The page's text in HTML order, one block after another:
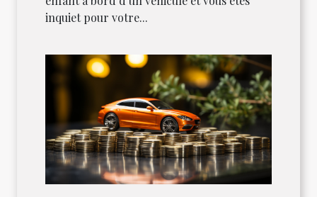
inquiet pour votre...